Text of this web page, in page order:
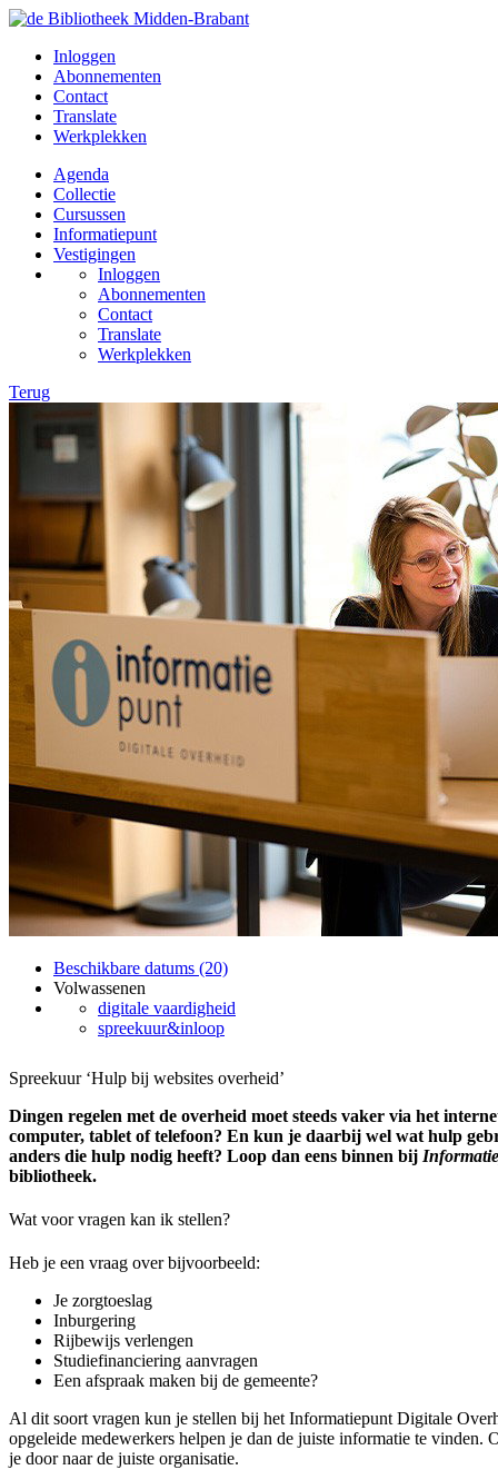
Inloggen
Abonnementen
Contact
Translate
Werkplekken
Agenda
Collectie
Cursussen
Informatiepunt
Vestigingen
Inloggen
Abonnementen
Contact
Translate
Werkplekken
Terug
Beschikbare datums (20)
Volwassenen
digitale vaardigheid
spreekuur&inloop
Spreekuur ‘Hulp bij websites overheid’
Dingen regelen met de overheid moet steeds vaker via het
computer, tablet of telefoon? En kun je daarbij wel wat hulp
anders die hulp nodig heeft? Loop dan eens binnen bij
bibliotheek.
Wat voor vragen kan ik stellen?
Heb je een vraag over bijvoorbeeld:
Je zorgtoeslag
Inburgering
Rijbewijs verlengen
Studiefinanciering aanvragen
Een afspraak maken bij de gemeente?
Al dit soort vragen kun je stellen bij het Informatiepunt Digitale
opgeleide medewerkers helpen je dan de juiste informatie te vinden.
je door naar de juiste organisatie.